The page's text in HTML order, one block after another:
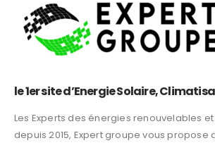
le 1er site d’Energie Solaire,
Les Experts des énergies renouvelables
depuis 2015, Expert groupe vous propose